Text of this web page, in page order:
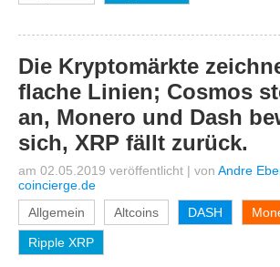
Die Kryptomärkte
flache Linien; Cosmos
an, Monero und Dash
sich, XRP fällt zurück.
am 02.05.2019 veröffentlicht | von Andre
coincierge.de
Allgemein
Altcoins DASH
Ripple XRP